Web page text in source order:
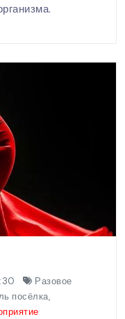
Разовое
посёлка,